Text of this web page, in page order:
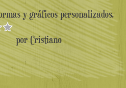
y gráficos personalizados.
en por Cristiano